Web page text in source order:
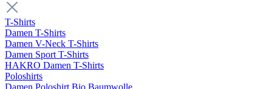
T-Shirts
Damen T-Shirts
Damen V-Neck T-Shirts
Damen Sport T-Shirts
HAKRO Damen T-Shirts
Poloshirts
Damen Poloshirt Bio Baumwolle